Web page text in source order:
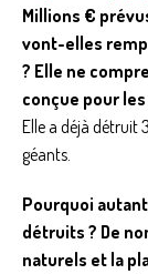
Millions €
vont-elles
? Elle ne
conçue pour
Elle a déjà détruit
géants.
Pourquoi
détruits ? De
naturels et la